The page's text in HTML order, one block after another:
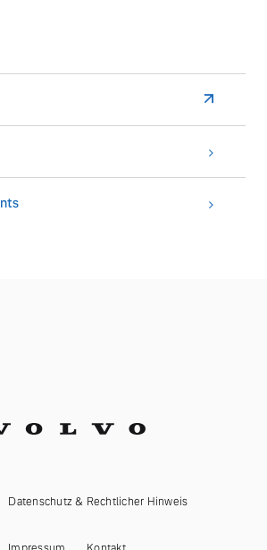
Datenschutz & Rechtlicher Hinweis